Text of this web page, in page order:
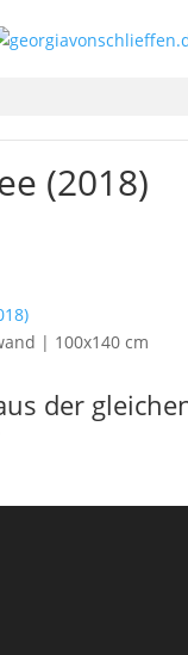
(2018)
| 100x140 cm
der